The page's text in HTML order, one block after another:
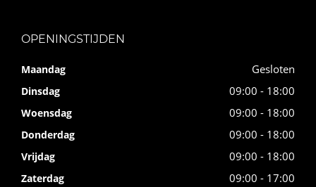
OPENINGSTIJDEN
Maandag Gesloten
Dinsdag 09:00 - 18:00
Woensdag 09:00 - 18:00
Donderdag 09:00 - 18:00
Vrijdag 09:00 - 18:00
Zaterdag 09:00 - 17:00